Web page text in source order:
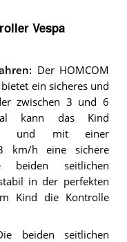
Vespa
: Der HOMCOM
ein sicheres und
zwischen 3 und 6
kann das Kind
und mit einer
km/h eine sichere
beiden seitlichen
in der perfekten
Kind die Kontrolle
beiden seitlichen